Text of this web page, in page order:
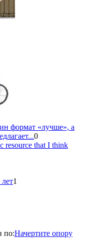
формат «лучше», а
0
resource that I think
1
по:Начертите опору